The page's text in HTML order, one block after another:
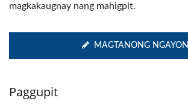
magkakaugnay nang mahigpit.
MAGTANONG NGAYON
Paggupit